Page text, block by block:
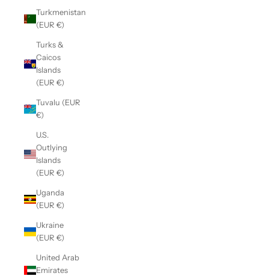
Turkmenistan
(EUR €)
Turks &
Caicos
Islands
(EUR €)
Tuvalu (EUR
€)
U.S.
Outlying
Islands
(EUR €)
Uganda
(EUR €)
Ukraine
(EUR €)
United Arab
Emirates